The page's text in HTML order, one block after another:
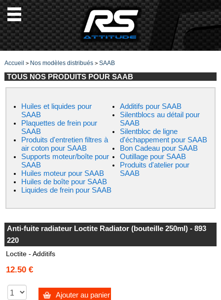
Accueil > Nos modèles distribués> SAAB
TOUS NOS PRODUITS POUR SAAB
Huiles et liquides pour
SAAB
Plaquettes de frein pour
SAAB
Produits d'entretien filtres à
air coton pour SAAB
Supports moteur/boîte pour
SAAB
Huiles moteur pour SAAB
Huiles de boîte pour SAAB
Liquides de frein pour SAAB
Additifs pour SAAB
Silentblocs au détail pour
SAAB
Silentbloc de ligne
d'échappement pour SAAB
Bon Cadeau pour SAAB
Outillage pour SAAB
Produits d'atelier pour
SAAB
Anti-fuite radiateur Loctite Radiator (bouteille 250ml) - 893
220
Loctite - Additifs
12.50 €
Ajouter au panier